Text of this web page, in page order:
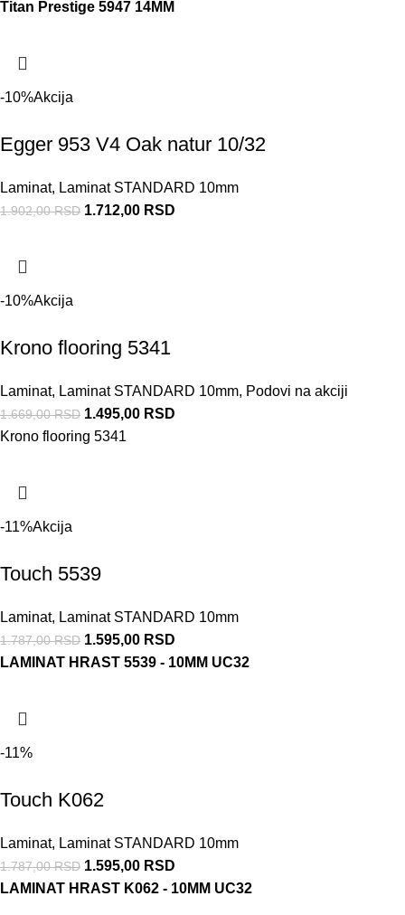
Titan Prestige 5947 14MM
-10%Akcija
Egger 953 V4 Oak natur 10/32
Laminat, Laminat STANDARD 10mm
1.902,00RSD 1.712,00 RSD
-10%Akcija
Krono flooring 5341
Laminat, Laminat STANDARD 10mm, Podovi na akciji
1.669,00RSD 1.495,00 RSD
Krono flooring 5341
-11%Akcija
Touch 5539
Laminat, Laminat STANDARD 10mm
1.787,00RSD 1.595,00 RSD
LAMINAT HRAST 5539 - 10MM UC32
-11%
Touch K062
Laminat, Laminat STANDARD 10mm
1.787,00RSD 1.595,00 RSD
LAMINAT HRAST K062 - 10MM UC32